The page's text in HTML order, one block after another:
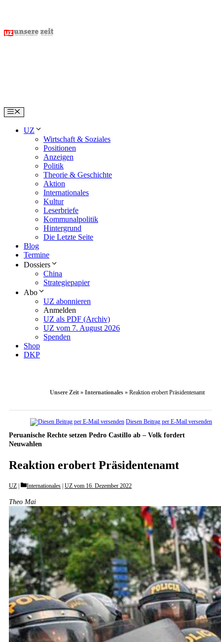
content
Menu
UZ
Wirtschaft & Soziales
Positionen
Anzeigen
Politik
Theorie & Geschichte
Aktion
Internationales
Kultur
Leserbriefe
Kommunalpolitik
Hintergrund
Die Letzte Seite
Blog
Termine
Dossiers
China
Strategiepapier
Abo
UZ abonnieren
Anmelden
UZ als PDF (Archiv)
UZ vom 7. August 2026
Spenden
Shop
DKP
Unsere Zeit » Internationales » Reaktion erobert Präsidentenamt
Diesen Beitrag per E-Mail versenden
Peruanische Rechte setzen Pedro Castillo ab – Volk fordert
Neuwahlen
Reaktion erobert Präsidentenamt
UZ Categories
Internationales UZ vom 16. Dezember 2022
Theo Mai